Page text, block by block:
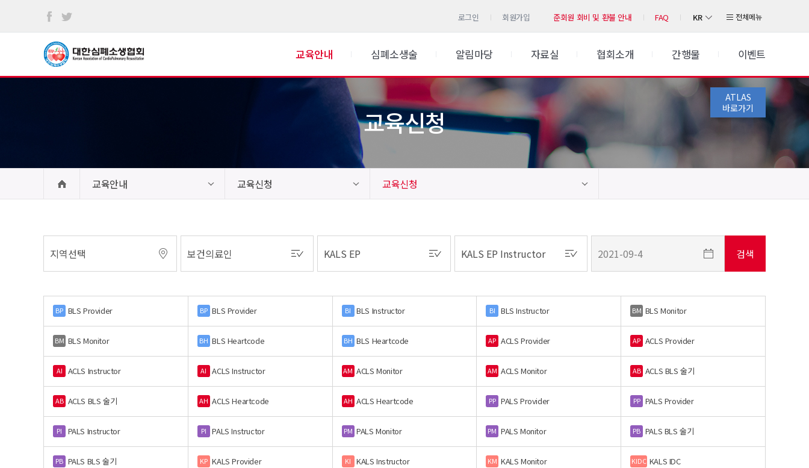
로그인 회원가입 준회원 회비 및 환불 안내 FAQ KR 전체메뉴
교육안내 심폐소생술 알림마당 자료실 협회소개 간행물 이벤트
ATLAS
바로가기
교육신청
교육안내 교육신청 교육신청
BP BLS Provider BP BLS Provider BI BLS Instructor BI BLS Instructor BM BLS Monitor
BM BLS Monitor BH BLS Heartcode BH BLS Heartcode AP ACLS Provider AP ACLS Provider
AI ACLS Instructor AI ACLS Instructor AM ACLS Monitor AM ACLS Monitor AB ACLS BLS 술기
AB ACLS BLS 술기 AH ACLS Heartcode AH ACLS Heartcode PP PALS Provider PP PALS Provider
PI PALS Instructor PI PALS Instructor PM PALS Monitor PM PALS Monitor PB PALS BLS 술기
PB PALS BLS 술기 KP KALS Provider KI KALS Instructor KM KALS Monitor KIDC KALS IDC